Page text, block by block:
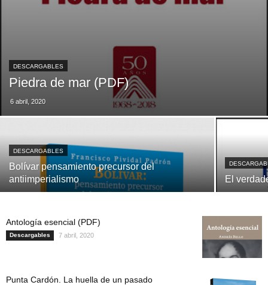
DESCARGABLES
Piedra de mar (PDF)
6 abril, 2020
DESCARGABLES
Bolívar pensamiento precursor del
antiimperialismo
El
Antología esencial (PDF)
Descargables 7 abril, 2020
Punta Cardón. La huella de un pasado